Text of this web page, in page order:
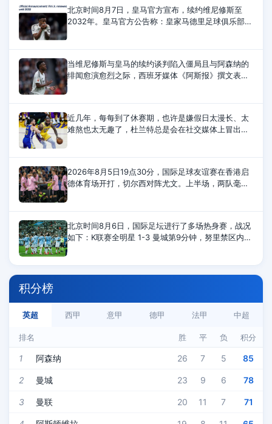
北京时间8月7日，皇马官方宣布，续约维尼修斯至
2032年。皇马官方公告称：皇家马德里足球俱乐部与
当维尼修斯与皇马的续约谈判陷入僵局且与阿森纳的
绯闻愈演愈烈之际，西班牙媒体《阿斯报》撰文表
近几年，每每到了休赛期，也许是嫌假日太漫长、太
难熬也太无趣了，杜兰特总是会在社交媒体上冒出头
2026年8月5日19点30分，国际足球友谊赛在香港启
德体育场开打，切尔西对阵尤文。上半场，两队毫无
北京时间8月6日，国际足坛进行了多场热身赛，战况
如下：K联赛全明星 1-3 曼城第9分钟，努里禁区内兜
积分榜
英超 西甲 意甲 德甲 法甲 中超
排名 胜 平 负 积分
1 阿森纳 26 7 5 85
2 曼城 23 9 6 78
3 曼联 20 11 7 71